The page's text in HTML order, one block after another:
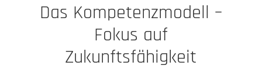
Das Kompetenzmodell –
Fokus auf
Zukunftsfähigkeit